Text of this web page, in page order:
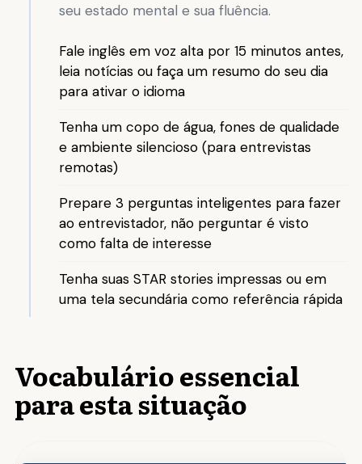
seu estado mental e sua fluência.
Fale inglês em voz alta por 15 minutos antes,
leia notícias ou faça um resumo do seu dia
para ativar o idioma
Tenha um copo de água, fones de qualidade
e ambiente silencioso (para entrevistas
remotas)
Prepare 3 perguntas inteligentes para fazer
ao entrevistador, não perguntar é visto
como falta de interesse
Tenha suas STAR stories impressas ou em
uma tela secundária como referência rápida
Vocabulário essencial
para esta situação